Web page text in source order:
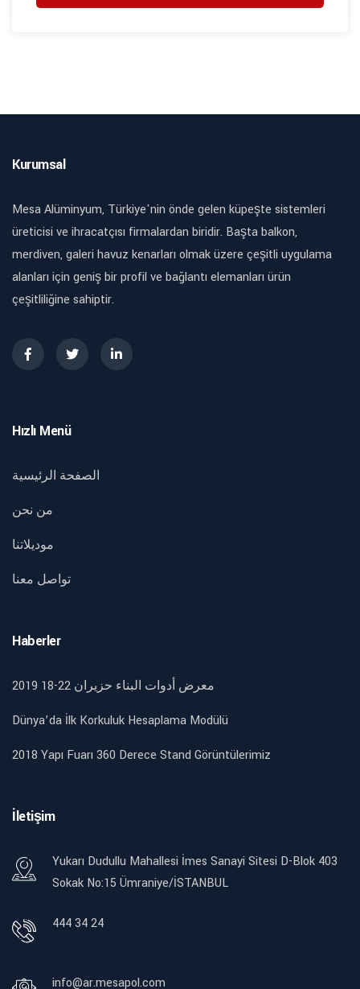
Kurumsal
Mesa Alüminyum, Türkiye'nin önde gelen küpeşte sistemleri
üreticisi ve ihracatçısı firmalardan biridir. Başta balkon,
merdiven, galeri havuz kenarları olmak üzere çeşitli uygulama
alanları için geniş bir profil ve bağlantı elemanları ürün
çeşitliliğine sahiptir.
Hızlı Menü
الصفحة الرئيسية
من نحن
موديلاتنا
تواصل معنا
Haberler
2019 18-22 معرض أدوات البناء حزيران
Dünya’da İlk Korkuluk Hesaplama Modülü
2018 Yapı Fuarı 360 Derece Stand Görüntülerimiz
İletişim
Yukarı Dudullu Mahallesi İmes Sanayi Sitesi D-Blok 403
Sokak No:15 Ümraniye/İSTANBUL
444 34 24
info@ar.mesapol.com